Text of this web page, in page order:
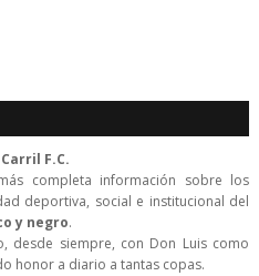
F.C.
completa información sobre los
deportiva, social e institucional del
y negro.
desde siempre, con Don Luis como
honor a diario a tantas copas.